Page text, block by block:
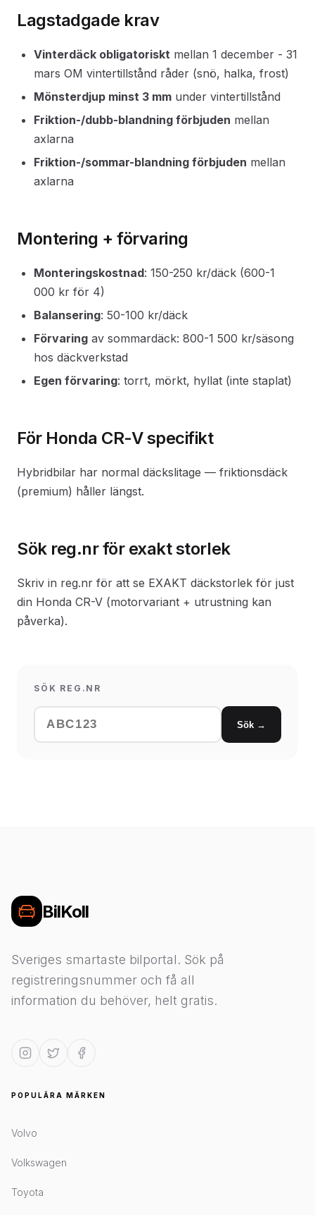
Lagstadgade krav
Vinterdäck obligatoriskt mellan 1 december - 31
mars OM vintertillstånd råder (snö, halka, frost)
Mönsterdjup minst 3 mm under vintertillstånd
Friktion-/dubb-blandning förbjuden mellan
axlarna
Friktion-/sommar-blandning förbjuden mellan
axlarna
Montering + förvaring
Monteringskostnad: 150-250 kr/däck (600-1
000 kr för 4)
Balansering: 50-100 kr/däck
Förvaring av sommardäck: 800-1 500 kr/säsong
hos däckverkstad
Egen förvaring: torrt, mörkt, hyllat (inte staplat)
För Honda CR-V specifikt
Hybridbilar har normal däckslitage — friktionsdäck
(premium) håller längst.
Sök reg.nr för exakt storlek
Skriv in reg.nr för att se EXAKT däckstorlek för just
din Honda CR-V (motorvariant + utrustning kan
påverka).
SÖK REG.NR
Sök →
BilKoll
Sveriges smartaste bilportal. Sök på
registreringsnummer och få all
information du behöver, helt gratis.
POPULÄRA MÄRKEN
Volvo
Volkswagen
Toyota